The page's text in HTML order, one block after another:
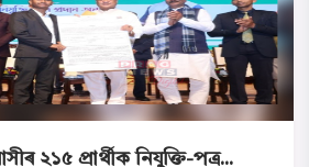
২১৫ প্ৰাৰ্থীক নিযুক্তি-পত্ৰ...